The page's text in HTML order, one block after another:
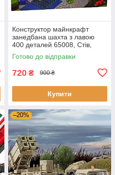
Конструктор майнкрафт
занедбана шахта з лавою
400 деталей 65008, Стів,
зомбі, павук, ендермен,
слимак
Готово до відправки
720 ₴ 900 ₴
Купити
–20%